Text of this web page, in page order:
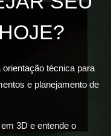
técnica para
e planejamento de
3D e entende o